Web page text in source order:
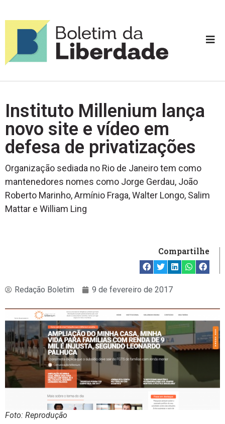
Instituto Millenium lança
novo site e vídeo em
defesa de privatizações
Organização sediada no Rio de Janeiro tem como
mantenedores nomes como Jorge Gerdau, João
Roberto Marinho, Armínio Fraga, Walter Longo, Salim
Mattar e William Ling
Compartilhe
Redação Boletim 9 de fevereiro de 2017
Foto: Reprodução